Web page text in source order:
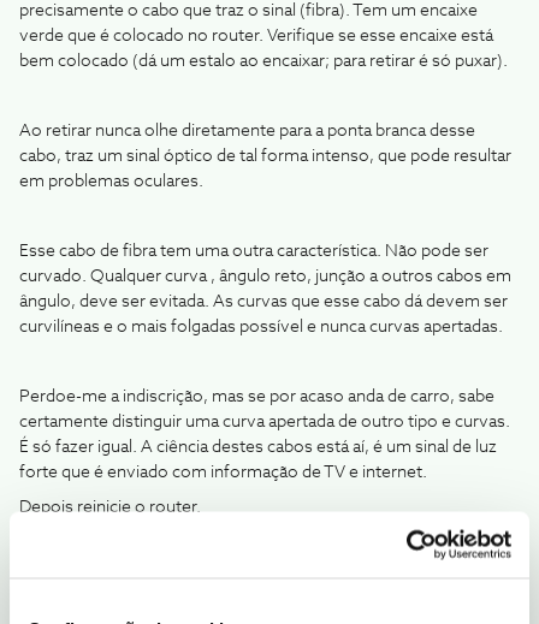
precisamente o cabo que traz o sinal (fibra). Tem um encaixe
verde que é colocado no router. Verifique se esse encaixe está
bem colocado (dá um estalo ao encaixar; para retirar é só puxar).
Ao retirar nunca olhe diretamente para a ponta branca desse
cabo, traz um sinal óptico de tal forma intenso, que pode resultar
em problemas oculares.
Esse cabo de fibra tem uma outra característica. Não pode ser
curvado. Qualquer curva , ângulo reto, junção a outros cabos em
ângulo, deve ser evitada. As curvas que esse cabo dá devem ser
curvilíneas e o mais folgadas possível e nunca curvas apertadas.
Perdoe-me a indiscrição, mas se por acaso anda de carro, sabe
certamente distinguir uma curva apertada de outro tipo e curvas.
É só fazer igual. A ciência destes cabos está aí, é um sinal de luz
forte que é enviado com informação de TV e internet.
Depois reinicie o router.